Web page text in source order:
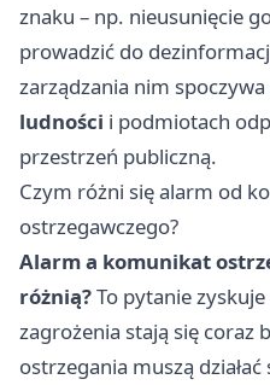
znaku – np. nieusunięcie
prowadzić do
zarządzania nim spoczywa
ludności i podmiotach
przestrzeń publiczną.
Czym różni się alarm od
ostrzegawczego?
Alarm a komunikat
różnią?To pytanie
zagrożenia stają się coraz
ostrzegania muszą